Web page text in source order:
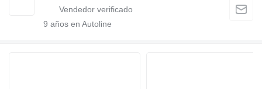
9 años en Autoline